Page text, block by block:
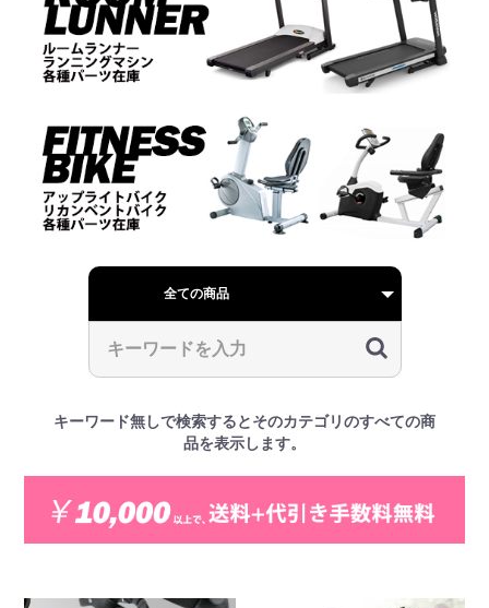
キーワード無しで検索するとそのカテゴリのすべての商
品を表示します。